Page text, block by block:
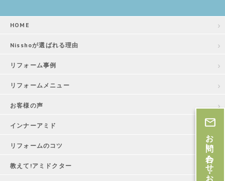
HOME
Nisshoが選ばれる理由
リフォーム事例
リフォームメニュー
お客様の声
インナーアミド
リフォームのコツ
教えて!アミドクター お問い合わせ・お見積